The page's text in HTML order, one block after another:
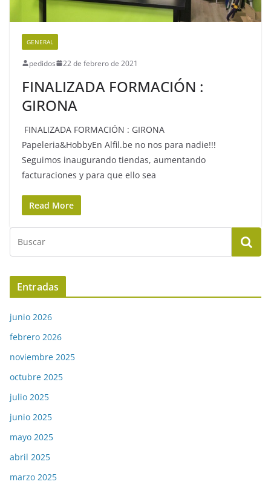
GENERAL
pedidos 22 de febrero de 2021
FINALIZADA FORMACIÓN :
GIRONA
FINALIZADA FORMACIÓN : GIRONA
Papeleria&HobbyEn Alfil.be no nos para nadie!!!
Seguimos inaugurando tiendas, aumentando
facturaciones y para que ello sea
Read More
Entradas
junio 2026
febrero 2026
noviembre 2025
octubre 2025
julio 2025
junio 2025
mayo 2025
abril 2025
marzo 2025